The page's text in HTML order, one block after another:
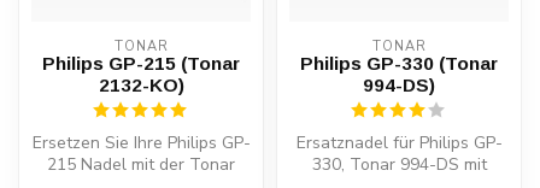
TONAR
Philips GP-215 (Tonar
2132-KO)
Ersetzen Sie Ihre Philips GP-
215 Nadel mit der Tonar
TONAR
Philips GP-330 (Tonar
994-DS)
Ersatznadel für Philips GP-
330, Tonar 994-DS mit